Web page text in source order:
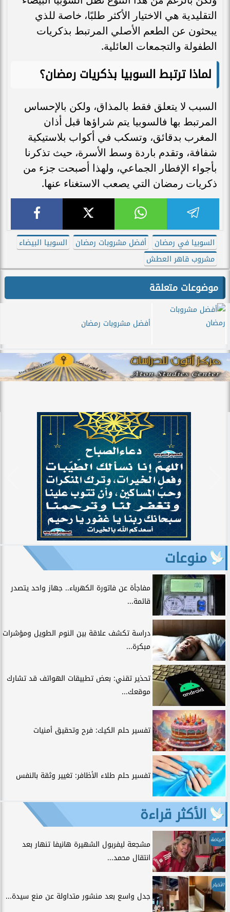
التقليدية هي الاختيار الأكثر طلبًا، خاصة للذي
يبحثون عن الطعم الأصلي المرتبط بذكريات
الطفولة والتجمعات العائلية.
لماذا ترتبط السوبيا بذكريات رمضان؟
السبب لا يتعلق فقط بالمذاق، ولكن بالإحساس
المرتبط بها فالسوبيا يتم شراؤها قبل أذان
المغرب بدقائق، وتسكب في أكواب بلاستيكية
شفافة، وتقدم باردة وسط الأسرة، حيث تذكرنا
بأجواء الإفطار الجماعي، ولهذا أصبحت جزء من
ذكريات رمضان التي يصعب الاستغناء عنها.
السوبيا في رمضان أفضل مشروبات رمضان
السوبيا البيضاء
مشروب قاهر العطش
موضوعات متعلقة
أفضل مشروبات رمضان
منوعات
مفاجأة عن فاتورة الكهرباء.. جهاز واحد يتصدر
قائمة...
دراسة تكشف علاقة بين النوم الطويل ومؤشرات
مبكرة...
تحذير تقني: بعض تطبيقات الهواتف قد تشارك
موقعك...
تفسير حلم الكيك: فرح وتحقيق أمنيات
تفسير حلم طلاء الأظافر: تغيير وثقة بالنفس
الأكثر قراءة
الرياضة
مشجعة ليفربول الشهيرة هانيفا تنهار بعد
انتقال محمد...
الأخبار
جدل واسع بعد منشور متداولة عن منع سيدة...